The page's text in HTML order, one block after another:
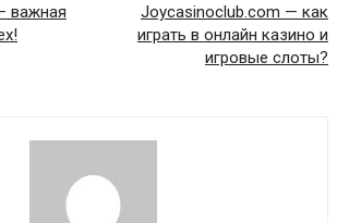
важная
Joycasinoclub.com — как
играть в онлайн казино и
игровые слоты?